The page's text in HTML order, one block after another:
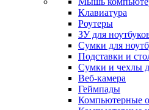
Клавиатура
Роутеры
ЗУ для
Сумки для
Подставки и
Сумки и чехлы
Веб-камера
Геймпады
Компьютерные